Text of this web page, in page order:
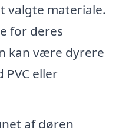
valgte materiale.
for deres
kan være dyrere
PVC eller
af døren